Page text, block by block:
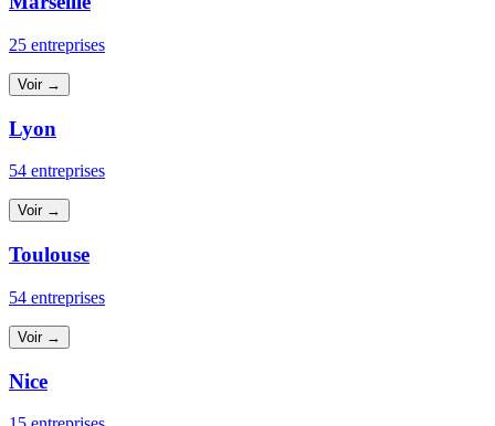
25 entreprises
Voir →
Lyon
54 entreprises
Voir →
Toulouse
54 entreprises
Voir →
Nice